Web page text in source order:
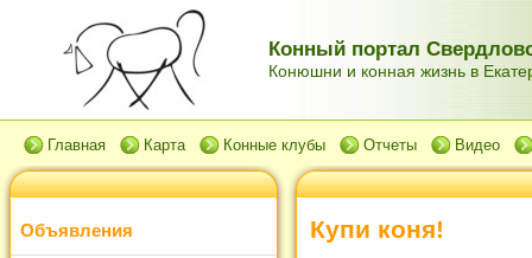
Конный портал
Конюшни и конная жизнь в
Главная Карта Конные клубы Отчеты Видео
Объявления Купи коня!